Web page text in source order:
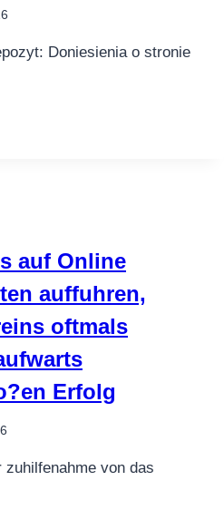
Doniesienia o stronie
auf Online
auffuhren,
oftmals
Erfolg
zuhilfenahme von das